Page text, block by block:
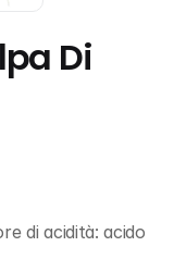
Di
di acidità: acido